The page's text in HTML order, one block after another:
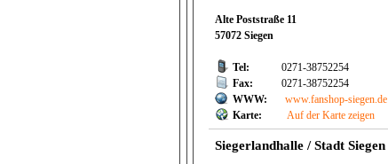
Alte Poststraße 11
57072 Siegen
Tel:
0271-38752254
Fax:
0271-38752254
WWW:
www.fanshop-siegen.de
Karte:
Auf der Karte zeigen
Siegerlandhalle / Stadt Siegen